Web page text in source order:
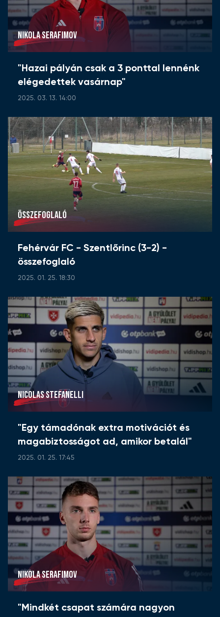
NIKOLA SERAFIMOV
"Hazai pályán csak a 3 ponttal lennénk
elégedettek vasárnap"
2025. 03. 13. 14:00
ÖSSZEFOGLALÓ
Fehérvár FC - Szentlőrinc (3-2) -
összefoglaló
2025. 01. 25. 18:30
NICOLAS STEFANELLI
"Egy támadónak extra motivációt és
magabiztosságot ad, amikor betalál"
2025. 01. 25. 17:45
NIKOLA SERAFIMOV
"Mindkét csapat számára nagyon